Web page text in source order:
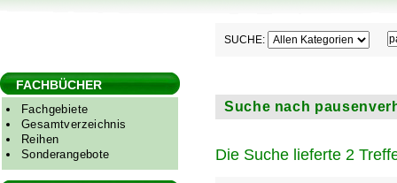
SUCHE:
FACHBÜCHER
Fachgebiete
Gesamtverzeichnis
Reihen
Sonderangebote
Suche nach
Die Suche lieferte 2